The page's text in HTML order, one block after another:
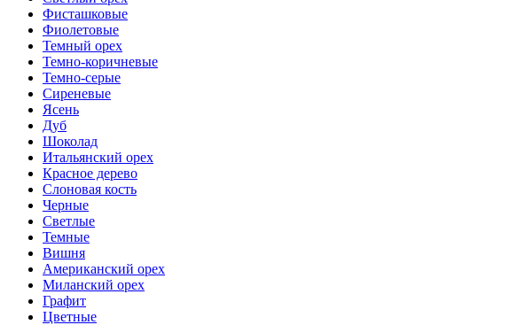
Фисташковые
Фиолетовые
Темный орех
Темно-коричневые
Темно-серые
Сиреневые
Ясень
Дуб
Шоколад
Итальянский орех
Красное дерево
Слоновая кость
Черные
Светлые
Темные
Вишня
Американский орех
Миланский орех
Графит
Цветные